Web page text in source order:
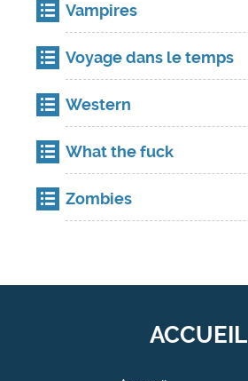
Vampires
Voyage dans le temps
Western
What the fuck
Zombies
ACCUEIL